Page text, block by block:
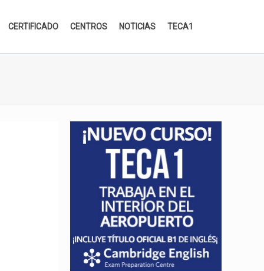
CERTIFICADO CENTROS NOTICIAS TECA1